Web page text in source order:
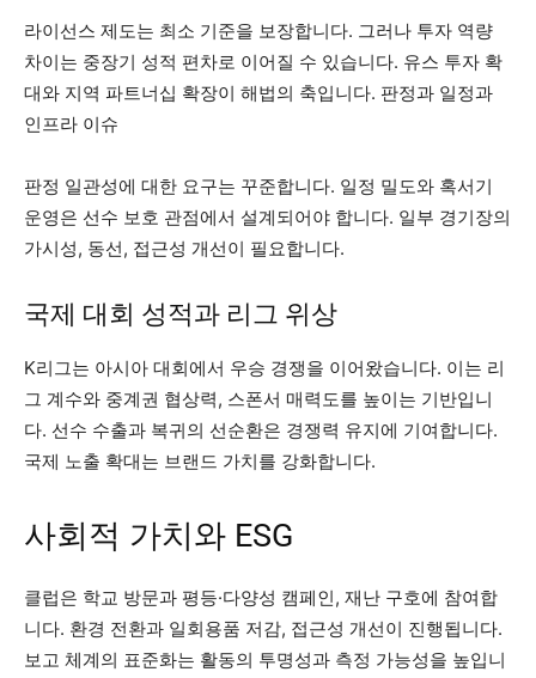
라이선스 제도는 최소 기준을 보장합니다. 그러나 투자 역량
차이는 중장기 성적 편차로 이어질 수 있습니다. 유스 투자 확
대와 지역 파트너십 확장이 해법의 축입니다. 판정과 일정과
인프라 이슈
판정 일관성에 대한 요구는 꾸준합니다. 일정 밀도와 혹서기
운영은 선수 보호 관점에서 설계되어야 합니다. 일부 경기장의
가시성, 동선, 접근성 개선이 필요합니다.
국제 대회 성적과 리그 위상
K리그는 아시아 대회에서 우승 경쟁을 이어왔습니다. 이는 리
그 계수와 중계권 협상력, 스폰서 매력도를 높이는 기반입니
다. 선수 수출과 복귀의 선순환은 경쟁력 유지에 기여합니다.
국제 노출 확대는 브랜드 가치를 강화합니다.
사회적 가치와 ESG
클럽은 학교 방문과 평등·다양성 캠페인, 재난 구호에 참여합
니다. 환경 전환과 일회용품 저감, 접근성 개선이 진행됩니다.
보고 체계의 표준화는 활동의 투명성과 측정 가능성을 높입니